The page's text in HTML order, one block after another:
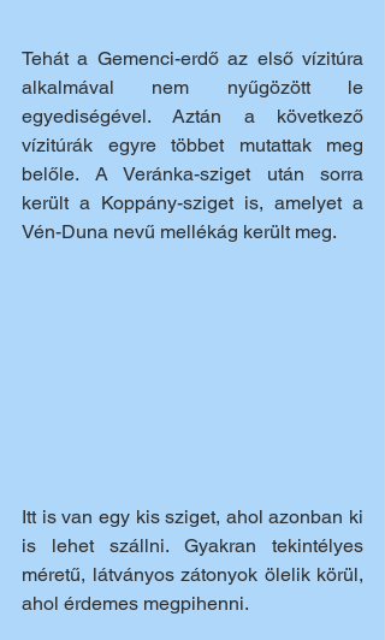
Tehát a Gemenci-erdő az első vízitúra
alkalmával nem nyűgözött le
egyediségével. Aztán a következő
vízitúrák egyre többet mutattak meg
belőle. A Veránka-sziget után sorra
került a Koppány-sziget is, amelyet a
Vén-Duna nevű mellékág került meg.
Itt is van egy kis sziget, ahol azonban ki
is lehet szállni. Gyakran tekintélyes
méretű, látványos zátonyok ölelik körül,
ahol érdemes megpihenni.